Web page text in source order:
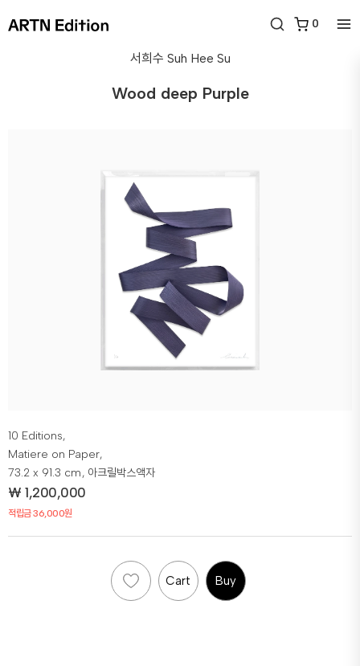
0
서희수 Suh Hee Su
Wood deep Purple
10 Editions,
Matiere on Paper,
73.2 x 91.3 cm, 아크릴박스액자
₩1,200,000
적립금 36,000원
Cart Buy